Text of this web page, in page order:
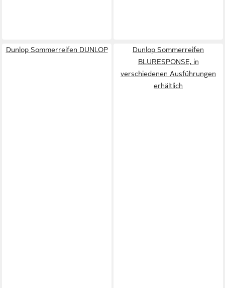
Dunlop Sommerreifen DUNLOP
Dunlop Sommerreifen
BLURESPONSE, in
verschiedenen Ausführungen
erhältlich